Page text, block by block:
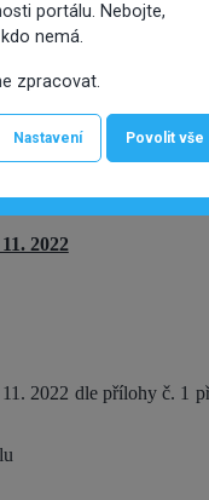
10
2022
2022 dle přílohy č. 1
portálu. Nebojte,
nemá.
zpracovat.
Nastavení Povolit vše